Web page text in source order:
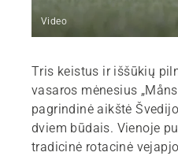
Video
Tris keistus ir iššūkių
vasaros mėnesius
pagrindinė aikštė
dviem būdais. Vienoje
tradicinė rotacinė